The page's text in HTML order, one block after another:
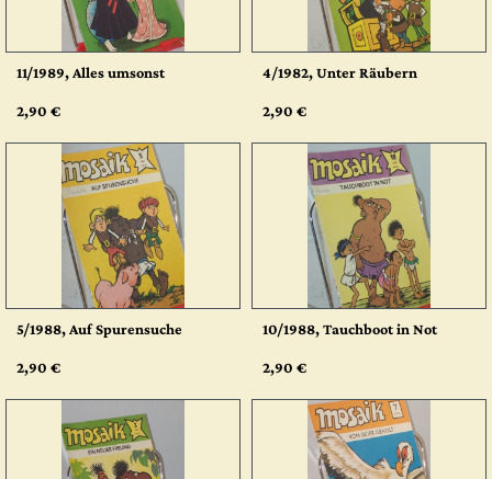
11/1989, Alles umsonst
2,90 €
4/1982, Unter Räubern
2,90 €
5/1988, Auf Spurensuche
2,90 €
10/1988, Tauchboot in Not
2,90 €